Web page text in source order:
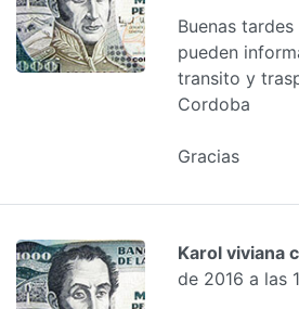
Buenas
pueden
transito y
Cordoba
Gracias
Karol viviana
de 2016 a las